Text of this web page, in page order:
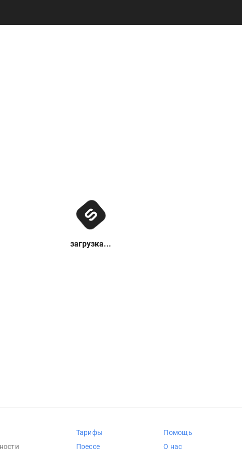
загрузка...
Тарифы
Прессе
Помощь
О нас